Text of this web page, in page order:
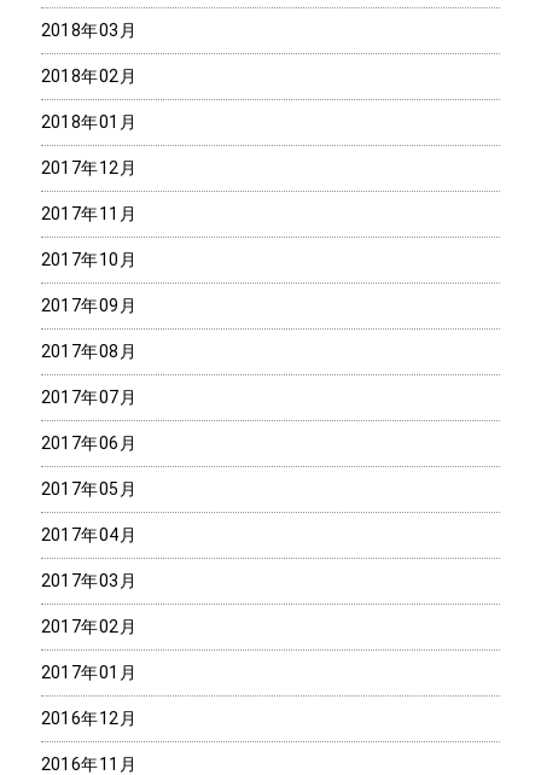
2018年03月
2018年02月
2018年01月
2017年12月
2017年11月
2017年10月
2017年09月
2017年08月
2017年07月
2017年06月
2017年05月
2017年04月
2017年03月
2017年02月
2017年01月
2016年12月
2016年11月